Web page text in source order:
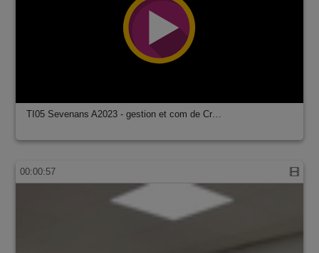
TI05 Sevenans A2023 - gestion et com de Cr…
00:00:57